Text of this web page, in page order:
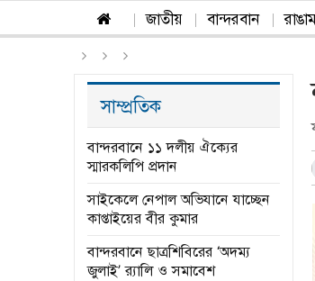
জাতীয় বান্দরবান
সাম্প্রতিক
বান্দরবানে ১১ দলীয় ঐক্যের
স্মারকলিপি প্রদান
সাইকেলে নেপাল অভিযানে যাচ্ছেন
কাপ্তাইয়ের বীর কুমার
বান্দরবানে ছাত্রশিবিরের ‘অদম্য
জুলাই’ র‌্যালি ও সমাবেশ